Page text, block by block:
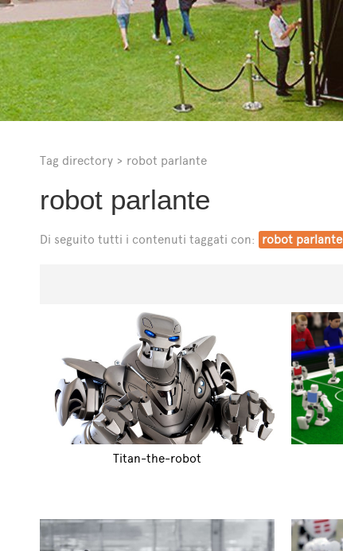
Tag directory > robot parlante
robot parlante
Di seguito tutti i contenuti taggati con: robot parlante
Titan-the-robot